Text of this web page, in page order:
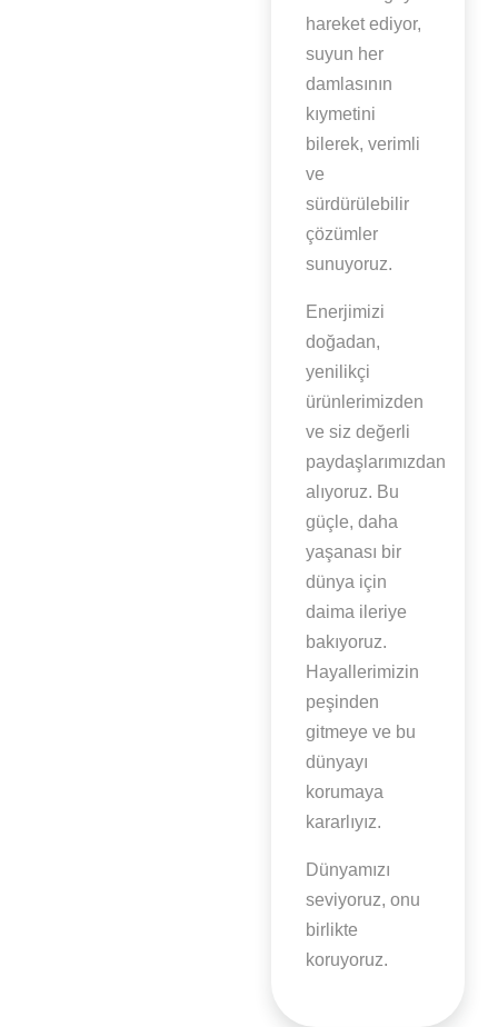
hareket ediyor,
suyun her
damlasının
kıymetini
bilerek, verimli
ve
sürdürülebilir
çözümler
sunuyoruz.
Enerjimizi
doğadan,
yenilikçi
ürünlerimizden
ve siz değerli
paydaşlarımızdan
alıyoruz. Bu
güçle, daha
yaşanası bir
dünya için
daima ileriye
bakıyoruz.
Hayallerimizin
peşinden
gitmeye ve bu
dünyayı
korumaya
kararlıyız.
Dünyamızı
seviyoruz, onu
birlikte
koruyoruz.